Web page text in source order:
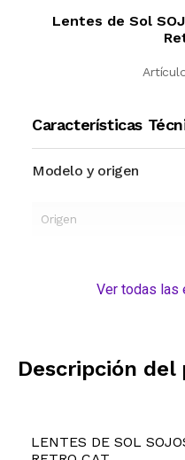
Lentes de Sol
Características
Modelo y origen
Origen
Ver todas las
Descripción
LENTES DE SOL